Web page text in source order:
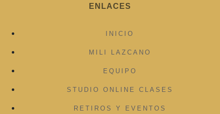
ENLACES
INICIO
MILI LAZCANO
EQUIPO
STUDIO ONLINE CLASES
RETIROS Y EVENTOS